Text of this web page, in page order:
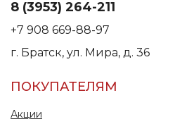
8 (3953) 264-211
+7 908 669-88-97
г. Братск, ул. Мира, д. 36
ПОКУПАТЕЛЯМ
Акции